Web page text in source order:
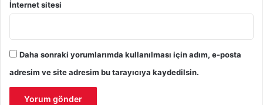
İnternet sitesi
Daha sonraki yorumlarımda kullanılması için adım, e-posta
adresim ve site adresim bu tarayıcıya kaydedilsin.